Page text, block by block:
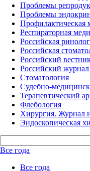
Проблемы
Проблемы
Профилактическая
Респираторная
Российская
Российская
Российский
Российский
Стоматология
Судебно-
Терапевтический
Флебология
Хирургия. Журнал
Эндоскопическая
Все года
Все года